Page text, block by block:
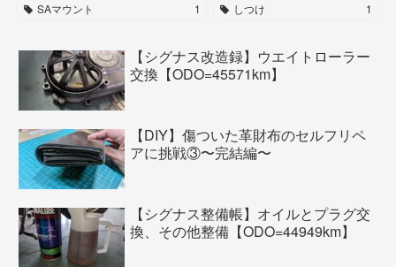
SAマウント
1 しつけ 1
【シグナス改造録】ウエイトローラー
交換【ODO=45571km】
【DIY】傷ついた革財布のセルフリペ
アに挑戦③〜完結編〜
【シグナス整備帳】オイルとプラグ交
換、その他整備【ODO=44949km】